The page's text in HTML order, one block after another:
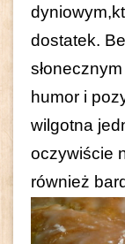
dostatek.
humor i
wilgotna
oczywiście
również